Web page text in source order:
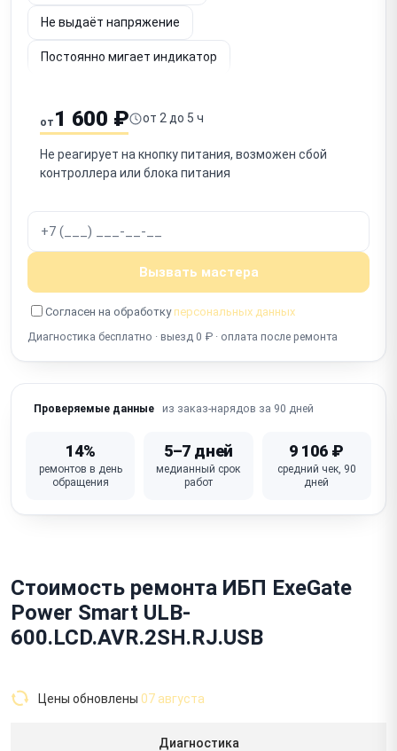
Не выдаёт напряжение
Постоянно мигает индикатор
Срабатывает защита Запах гари
Не включается после отключения
от 1 600 ₽ от 2 до 5 ч
Не реагирует на кнопку питания, возможен сбой
контроллера или блока питания
Вызвать мастера
Согласен на обработку персональных данных
Диагностика бесплатно · выезд 0 ₽ · оплата после ремонта
Проверяемые данные из заказ-нарядов за 90 дней
14%
ремонтов в день
обращения
5–7 дней
медианный срок
работ
9 106 ₽
средний чек, 90
дней
Стоимость ремонта ИБП ExeGate
Power Smart ULB-
600.LCD.AVR.2SH.RJ.USB
Цены обновлены 07 августа
Диагностика